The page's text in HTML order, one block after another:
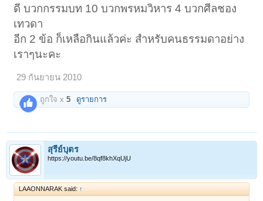
ดี บวกกรรมบท 10 บวกพรหมวิหาร 4 บวกศีลชอง
เทวดา
อีก 2 ข้อ ก็เหลือกินแล้วค่ะ สำหรับคนธรรมดาอย่าง
เราๆนะคะ
29 กันยายน 2010
ถูกใจ x5 ดูรายการ
สุรีย์บุตร
https://youtu.be/8qf8khXqUjU
LAAONNARAK said: ↑